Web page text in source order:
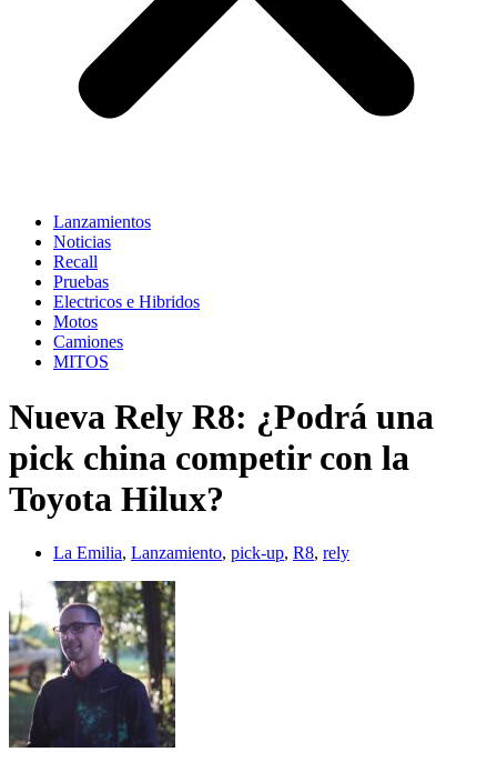
Lanzamientos
Noticias
Recall
Pruebas
Electricos e Hibridos
Motos
Camiones
MITOS
Nueva Rely R8: ¿Podrá una
pick china competir con la
Toyota Hilux?
La Emilia, Lanzamiento, pick-up, R8, rely